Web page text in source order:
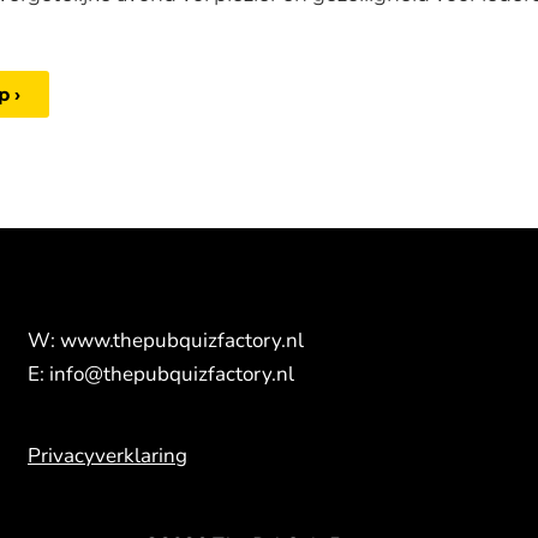
›
W: www.thepubquizfactory.nl
E: info@thepubquizfactory.nl
Privacyverklaring